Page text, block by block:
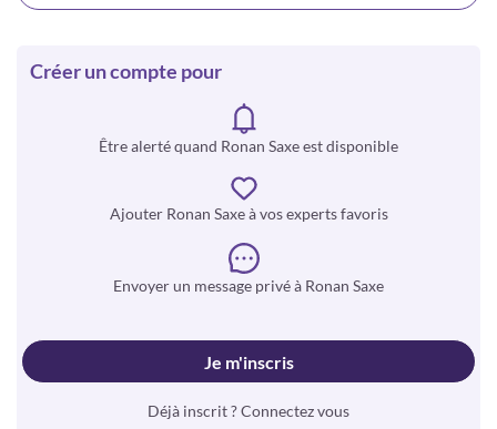
Créer un compte pour
Être alerté quand Ronan Saxe est disponible
Ajouter Ronan Saxe à vos experts favoris
Envoyer un message privé à Ronan Saxe
Je m'inscris
Déjà inscrit ? Connectez vous